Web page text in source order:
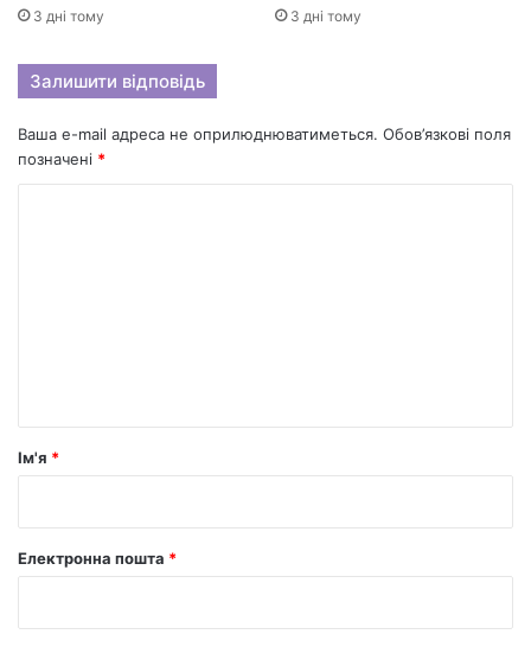
3 дні тому 3 дні тому
Залишити відповідь
Ваша e-mail адреса не оприлюднюватиметься. Обов’язкові поля
позначені *
р
Ім'я *
Електронна пошта *